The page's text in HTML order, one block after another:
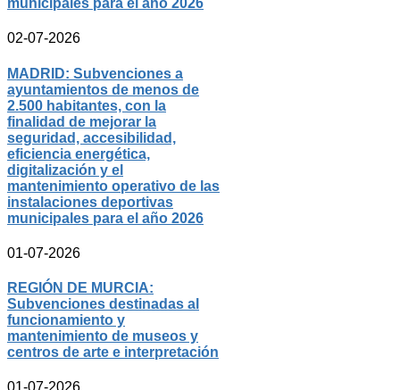
municipales para el año 2026
02-07-2026
MADRID: Subvenciones a
ayuntamientos de menos de
2.500 habitantes, con la
finalidad de mejorar la
seguridad, accesibilidad,
eficiencia energética,
digitalización y el
mantenimiento operativo de las
instalaciones deportivas
municipales para el año 2026
01-07-2026
REGIÓN DE MURCIA:
Subvenciones destinadas al
funcionamiento y
mantenimiento de museos y
centros de arte e interpretación